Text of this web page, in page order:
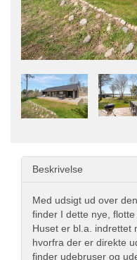
Beskrivelse
Med udsigt ud over
finder I dette nye,
Huset er bl.a. indrettet
hvorfra der er direkte
finder udebruser og